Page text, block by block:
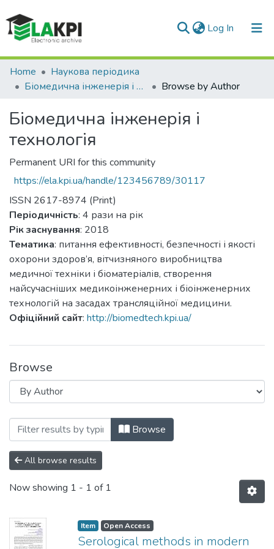
Log In (current)
Communities & Collections
All of DSpace
Home
Наукова періодика
Біомедична інженерія і технологія
Browse by Author
Біомедична інженерія і
технологія
Permanent URI for this community
https://ela.kpi.ua/handle/123456789/30117
ISSN 2617-8974 (Print)
Періодичність: 4 рази на рік
Рік заснування: 2018
Тематика: питання ефективності, безпечності і якості
охорони здоров’я, вітчизняного виробництва
медичної техніки і біоматеріалів, створення
найсучасніших медикоінженерних і біоінженерних
технологій на засадах трансляційної медицини.
Офіційний сайт: http://biomedtech.kpi.ua/
Browse
Browsing Біомедична інженерія і
Browse
All browse results
Now showing 1 - 1 of 1
Item Open Access
Serological methods in modern